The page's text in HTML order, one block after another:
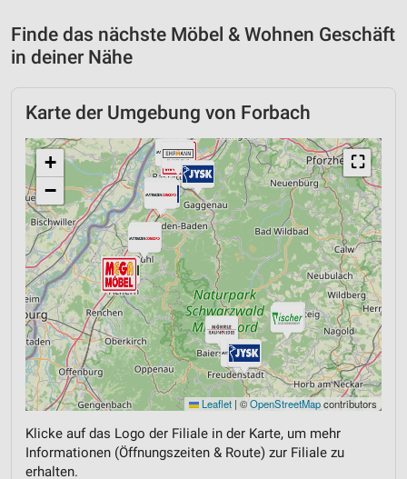
Finde das nächste Möbel & Wohnen Geschäft
in deiner Nähe
Karte der Umgebung von Forbach
⛶
+
−
Leaflet | ©OpenStreetMapcontributors
Klicke auf das Logo der Filiale in der Karte, um mehr
Informationen (Öffnungszeiten & Route) zur Filiale zu
erhalten.